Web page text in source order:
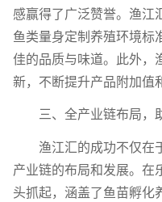
感赢得了广泛赞誉。渔江
鱼类量身定制养殖环境标
佳的品质与味道。此外，
新，不断提升产品附加值
三、全产业链布局，
渔江汇的成功不仅在
产业链的布局和发展。在
头抓起，涵盖了鱼苗孵化